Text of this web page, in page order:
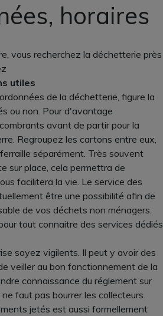
horaires
vous recherchez la déchetterie près
utiles
de la déchetterie, figure la
ou non. Pour d'avantage
avant de partir pour la
Regroupez les cartons entre eux,
séparément. Très souvent
sur place, cela permettra de
facilitera la vie. Le service des
être une possibilité afin de
de vos déchets non ménagers.
tout connaitre des services dédiés
soyez vigilents. Il peut y avoir des
veiller au bon fonctionnement de la
connaissance du réglement sur
faut pas bourrer les collecteurs.
jetés est aussi formellement